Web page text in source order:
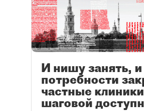
министра
Татьяна Семёнова
в разработке находится
инновационных
И нишу занять, и
потребности
частные
шаговой